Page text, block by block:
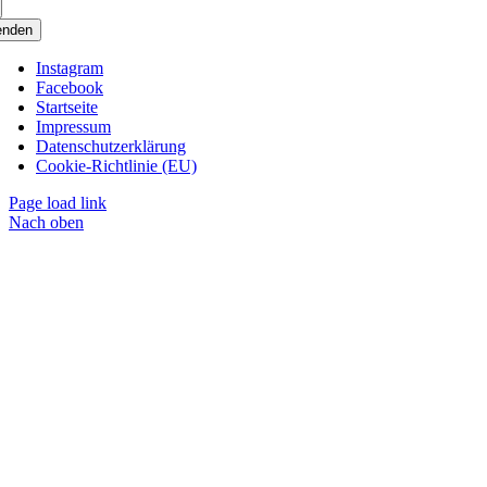
Instagram
Facebook
Startseite
Impressum
Datenschutzerklärung
Cookie-Richtlinie (EU)
Page load link
Nach oben